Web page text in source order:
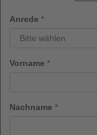
Anrede *
Vorname *
Nachname *